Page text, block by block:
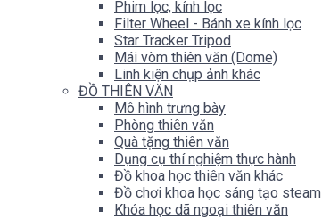
Phim lọc, kính lọc
Filter Wheel - Bánh xe kính lọc
Star Tracker Tripod
Mái vòm thiên văn (Dome)
Linh kiện chụp ảnh khác
ĐỒ THIÊN VĂN
Mô hình trưng bày
Phòng thiên văn
Quà tặng thiên văn
Dụng cụ thí nghiệm thực hành
Đồ khoa học thiên văn khác
Đồ chơi khoa học sáng tạo steam
Khóa học dã ngoại thiên văn